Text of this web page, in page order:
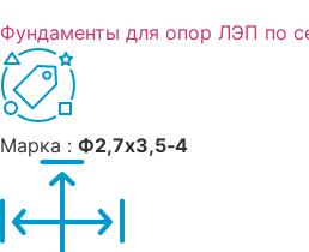
Фундаменты для опор ЛЭП по
Марка : Ф2,7x3,5‑4